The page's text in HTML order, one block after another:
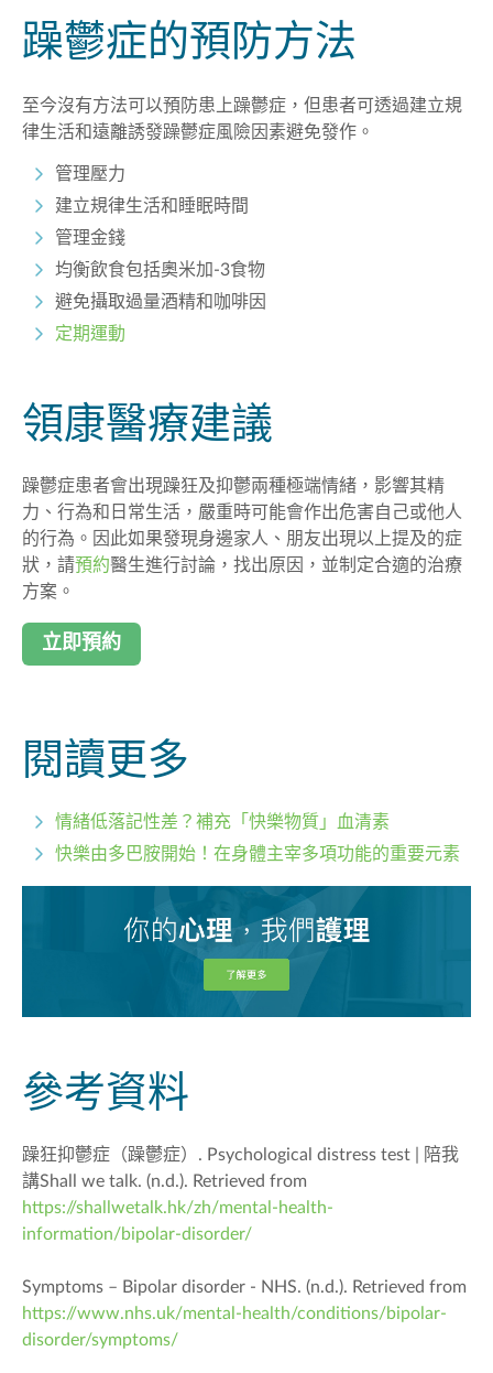
躁鬱症的預防方法
至今沒有方法可以預防患上躁鬱症，但患者可透過建立規
律生活和遠離誘發躁鬱症風險因素避免發作。
管理壓力
建立規律生活和睡眠時間
管理金錢
均衡飲食包括奧米加 -3食物
避免攝取過量酒精和咖啡因
定期運動
領康醫療建議
躁鬱症患者會出現躁狂及抑鬱兩種極端情緒，影響其精
力、行為和日常生活，嚴重時可能會作出危害自己或他人
的行為。因此如果發現身邊家人、朋友出現以上提及的症
狀，請預約醫生進行討論，找出原因，並制定合適的治療
方案。
立即預約
閱讀更多
情緒低落記性差？補充「快樂物質」血清素
快樂由多巴胺開始！在身體主宰多項功能的重要元素
參考資料
躁狂抑鬱症（躁鬱症）. Psychological distress test | 陪我
講Shall we talk. (n.d.). Retrieved from
https://shallwetalk.hk/zh/mental-health-
information/bipolar-disorder/
Symptoms – Bipolar disorder - NHS. (n.d.). Retrieved from
https://www.nhs.uk/mental-health/conditions/bipolar-
disorder/symptoms/